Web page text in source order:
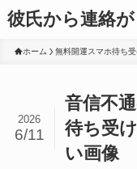
彼氏から連絡
ホーム 無料開運スマホ待ち
音信不
待ち受
い画像
2026
6/11